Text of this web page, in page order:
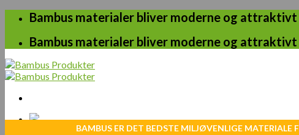
Skip
content
Bambus materialer bliver moderne og
Bambus materialer bliver moderne og
BAMBUS ER DET BEDSTE MILJØVENLIGE